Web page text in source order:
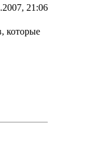
21:06
которые